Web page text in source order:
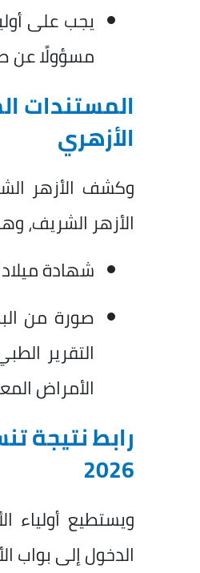
يجب على
مسؤولًا عن
المستندات
الأزهري
وكشف الأزهر
الأزهر الشريف،
شهادة
صورة من
التقرير
الأمراض
2026
ويستطيع أولياء
الدخول إلى بواب